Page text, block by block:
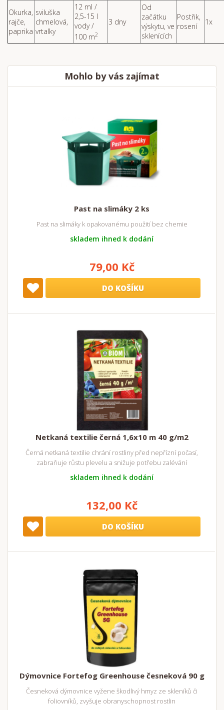
Okurka,
rajče,
paprika
sviluška
chmelová,
vrtalky
12 ml /
2,5-15 l
vody /
100 m2
3 dny
Od
začátku
výskytu, ve
sklenících
Postřik,
rosení
1x
Mohlo by vás zajímat
Past na slimáky 2 ks
Past na slimáky k opakovanému použití bez chemie
skladem ihned k dodání
79,00 Kč
DO KOŠÍKU
Netkaná textilie černá 1,6x10 m 40 g/m2
Černá netkaná textilie chrání rostliny před nepřízní počasí,
zabraňuje růstu plevelu a snižuje potřebu zalévání
skladem ihned k dodání
132,00 Kč
DO KOŠÍKU
Dýmovnice Fortefog Greenhouse česneková 90 g
Česneková dýmovnice vyžene škodlivý hmyz ze skleníků či
foliovníků, zvyšuje obranyschopnost rostlin